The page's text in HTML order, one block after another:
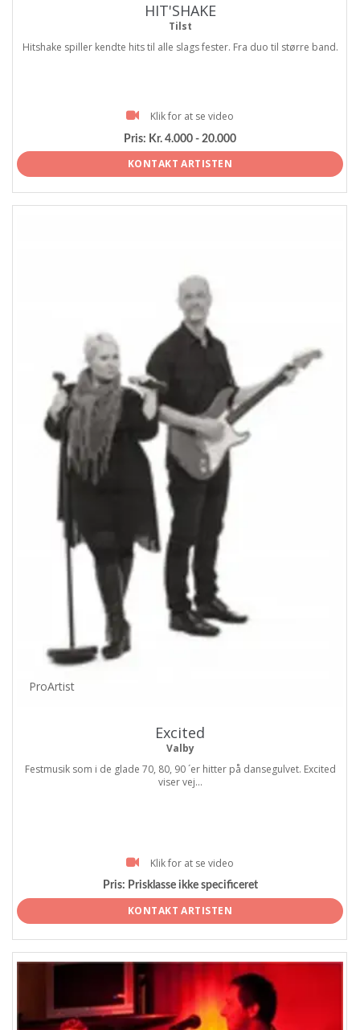
HIT'SHAKE
Tilst
Hitshake spiller kendte hits til alle slags fester. Fra duo til større band.
Klik for at se video
Pris: Kr. 4.000 - 20.000
KONTAKT ARTISTEN
ProArtist
Excited
Valby
Festmusik som i de glade 70, 80, 90 ´er hitter på dansegulvet. Excited
viser vej...
Klik for at se video
Pris: Prisklasse ikke specificeret
KONTAKT ARTISTEN